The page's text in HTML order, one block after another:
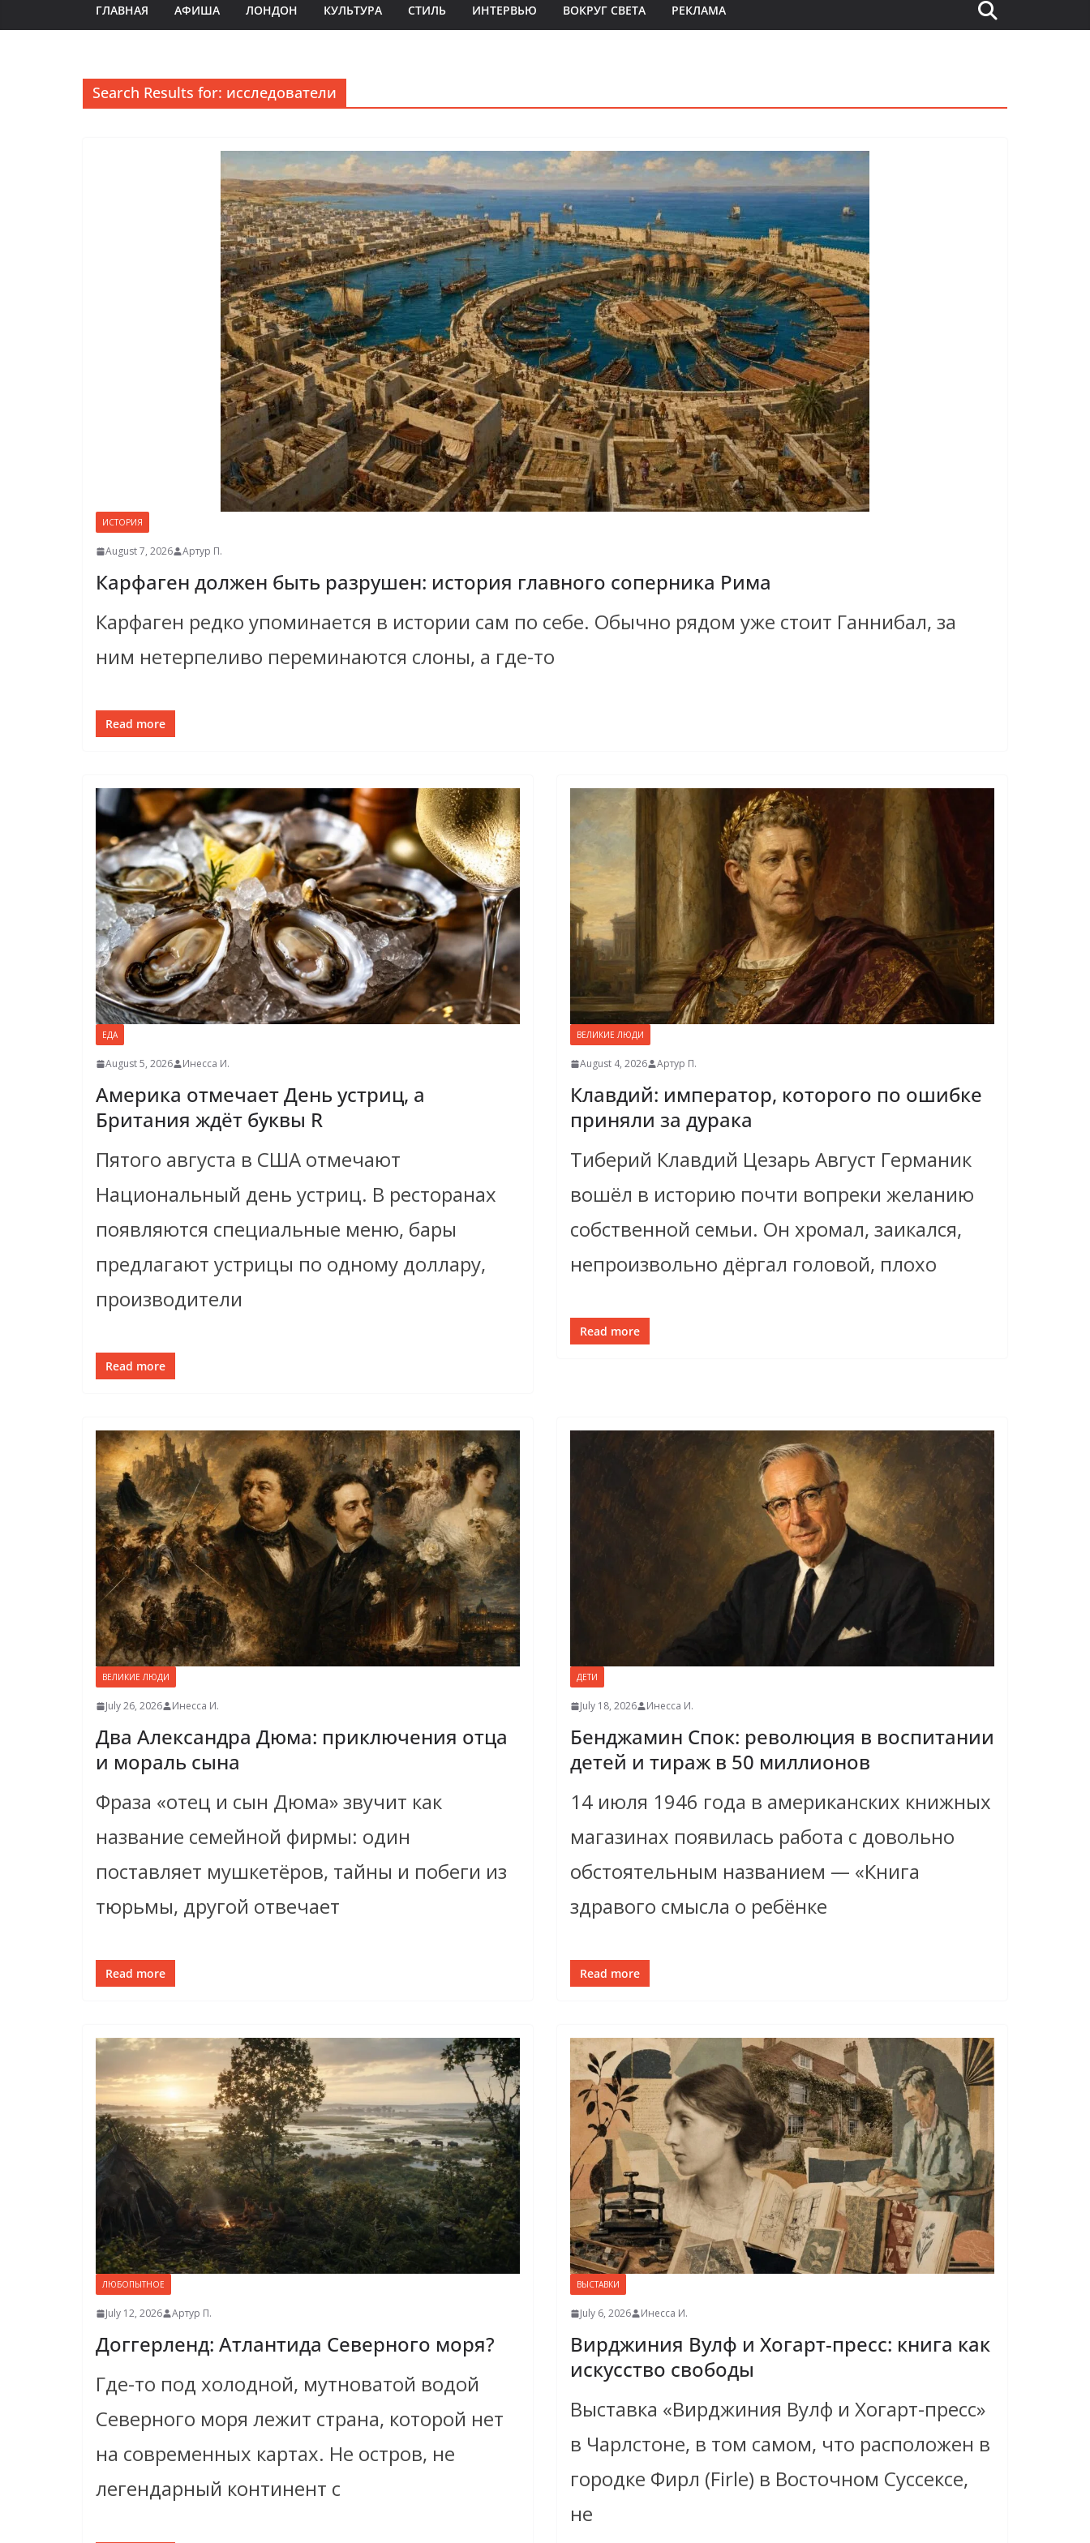
ГЛАВНАЯ АФИША ЛОНДОН КУЛЬТУРА СТИЛЬ ИНТЕРВЬЮ ВОКРУГ СВЕТА РЕКЛАМА
Search Results for: исследователи
ИСТОРИЯ
August 7, 2026 Артур П.
Карфаген должен быть разрушен: история главного соперника Рима
Карфаген редко упоминается в истории сам по себе. Обычно рядом уже стоит Ганнибал, за
ним нетерпеливо переминаются слоны, а где-то
Read more
ЕДА
August 5, 2026 Инесса И.
Америка отмечает День устриц, а
Британия ждёт буквы R
Пятого августа в США отмечают
Национальный день устриц. В ресторанах
появляются специальные меню, бары
предлагают устрицы по одному доллару,
производители
Read more
ВЕЛИКИЕ ЛЮДИ
August 4, 2026 Артур П.
Клавдий: император, которого по ошибке
приняли за дурака
Тиберий Клавдий Цезарь Август Германик
вошёл в историю почти вопреки желанию
собственной семьи. Он хромал, заикался,
непроизвольно дёргал головой, плохо
Read more
ВЕЛИКИЕ ЛЮДИ
July 26, 2026 Инесса И.
Два Александра Дюма: приключения отца
и мораль сына
Фраза «отец и сын Дюма» звучит как
название семейной фирмы: один
поставляет мушкетёров, тайны и побеги из
тюрьмы, другой отвечает
Read more
ДЕТИ
July 18, 2026 Инесса И.
Бенджамин Спок: революция в воспитании
детей и тираж в 50 миллионов
14 июля 1946 года в американских книжных
магазинах появилась работа с довольно
обстоятельным названием — «Книга
здравого смысла о ребёнке
Read more
ЛЮБОПЫТНОЕ
July 12, 2026 Артур П.
Доггерленд: Атлантида Северного моря?
Где-то под холодной, мутноватой водой
Северного моря лежит страна, которой нет
на современных картах. Не остров, не
легендарный континент с
ВЫСТАВКИ
July 6, 2026 Инесса И.
Вирджиния Вулф и Хогарт-пресс: книга как
искусство свободы
Выставка «Вирджиния Вулф и Хогарт-пресс»
в Чарлстоне, в том самом, что расположен в
городке Фирл (Firle) в Восточном Суссексе,
не